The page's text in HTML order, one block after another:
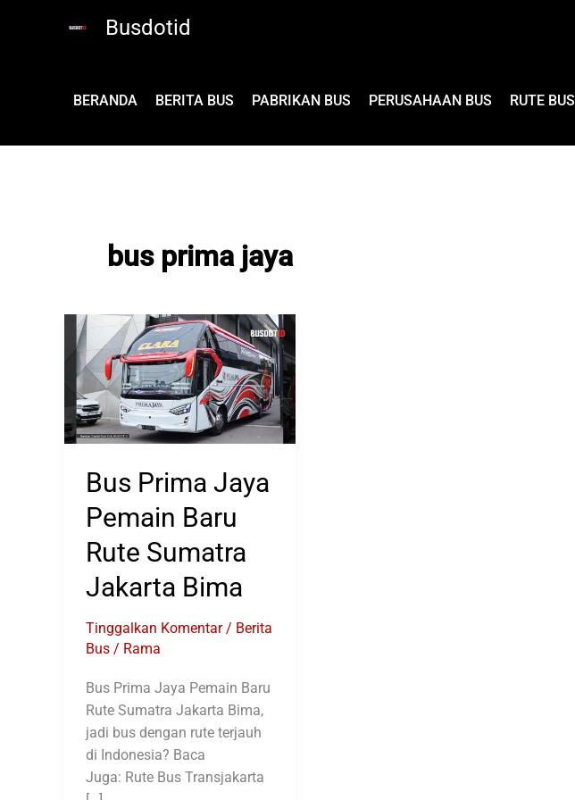
Busdotid
BERANDA BERITA BUS PABRIKAN BUS PERUSAHAAN BUS RUTE BUS
bus prima jaya
Bus Prima Jaya
Pemain Baru
Rute Sumatra
Jakarta Bima
Tinggalkan Komentar / Berita
Bus / Rama
Bus Prima Jaya Pemain Baru
Rute Sumatra Jakarta Bima,
jadi bus dengan rute terjauh
di Indonesia? Baca
Juga: Rute Bus Transjakarta